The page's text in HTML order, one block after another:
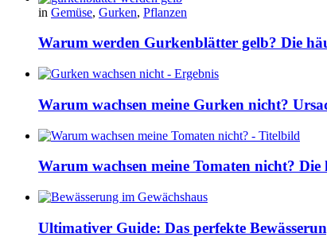
in Gemüse, Gurken, Pflanzen
Warum werden Gurkenblätter gelb? Die
Warum wachsen meine Gurken nicht?
Warum wachsen meine Tomaten nicht?
Ultimativer Guide: Das perfekte